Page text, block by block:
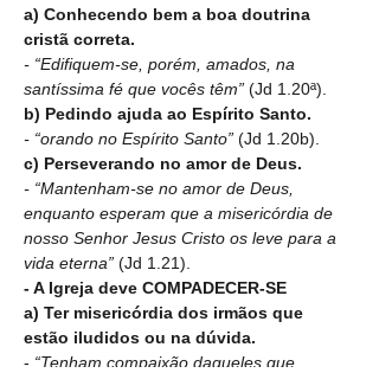
a) Conhecendo bem a boa doutrina
cristã correta.
- “Edifiquem-se, porém, amados, na
santíssima fé que vocês têm” (Jd 1.20ª).
b) Pedindo ajuda ao Espírito Santo.
- “orando no Espírito Santo” (Jd 1.20b).
c) Perseverando no amor de Deus.
- “Mantenham-se no amor de Deus,
enquanto esperam que a misericórdia de
nosso Senhor Jesus Cristo os leve para a
vida eterna” (Jd 1.21).
- A Igreja deve COMPADECER-SE
a) Ter misericórdia dos irmãos que
estão iludidos ou na dúvida.
- “Tenham compaixão daqueles que